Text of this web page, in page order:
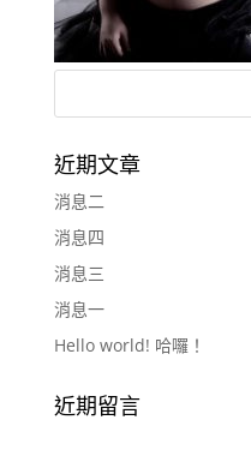
近期文章
消息二
消息四
消息三
消息一
Hello world! 哈囉！
近期留言